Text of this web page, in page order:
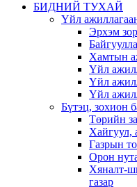
БИДНИЙ ТУХАЙ
Үйл
Эрхэм
Хамтын
Үйл
Үйл
Үйл
Бүтэц, зохион
Төрийн
Хайгуул,
Газрын
Орон
Хяналт-
газар